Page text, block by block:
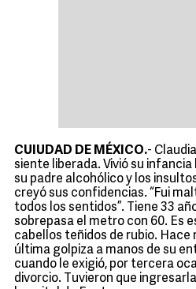
CUIUDAD DE MÉXICO.-
siente liberada. Vivió su infancia
su padre alcohólico y los
creyó sus confidencias. “Fui
todos los sentidos”. Tiene 33
sobrepasa el metro con 60. Es
cabellos teñidos de rubio. Hace
última golpiza a manos de su
cuando le exigió, por tercera
divorcio. Tuvieron que